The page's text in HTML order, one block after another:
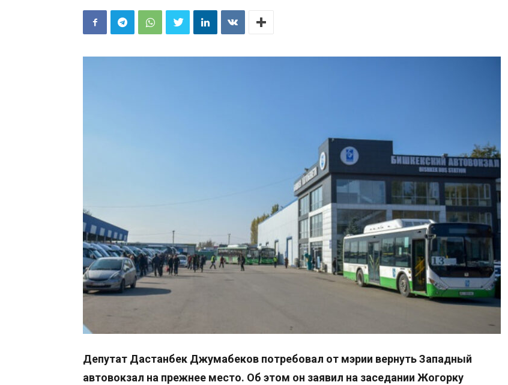
Депутат Дастанбек Джумабеков потребовал от мэрии вернуть Западный
автовокзал на прежнее место. Об этом он заявил на заседании Жогорку